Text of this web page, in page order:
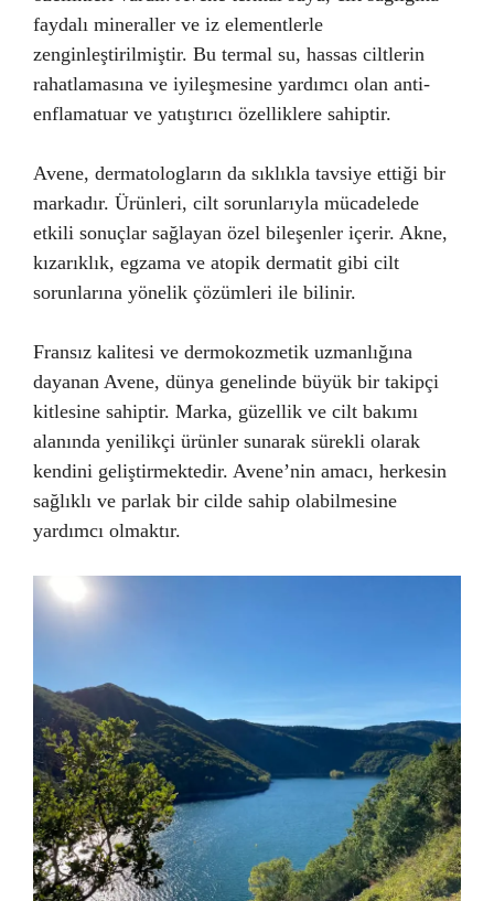
faydalı mineraller ve iz elementlerle
zenginleştirilmiştir. Bu termal su, hassas ciltlerin
rahatlamasına ve iyileşmesine yardımcı olan anti-
enflamatuar ve yatıştırıcı özelliklere sahiptir.
Avene, dermatologların da sıklıkla tavsiye ettiği bir
markadır. Ürünleri, cilt sorunlarıyla mücadelede
etkili sonuçlar sağlayan özel bileşenler içerir. Akne,
kızarıklık, egzama ve atopik dermatit gibi cilt
sorunlarına yönelik çözümleri ile bilinir.
Fransız kalitesi ve dermokozmetik uzmanlığına
dayanan Avene, dünya genelinde büyük bir takipçi
kitlesine sahiptir. Marka, güzellik ve cilt bakımı
alanında yenilikçi ürünler sunarak sürekli olarak
kendini geliştirmektedir. Avene’nin amacı, herkesin
sağlıklı ve parlak bir cilde sahip olabilmesine
yardımcı olmaktır.